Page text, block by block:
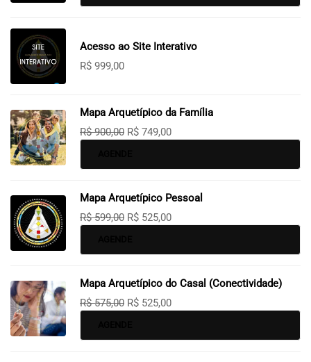
Acesso ao Site Interativo
R$ 999,00
Mapa Arquetípico da Família
R$900,00 R$ 749,00
Mapa Arquetípico Pessoal
R$599,00 R$ 525,00
Mapa Arquetípico do Casal (Conectividade)
R$575,00 R$ 525,00